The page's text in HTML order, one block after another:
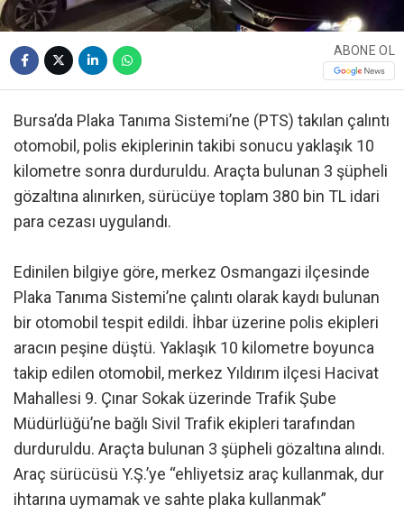
ABONE OL
Bursa’da Plaka Tanıma Sistemi’ne (PTS) takılan çalıntı
otomobil, polis ekiplerinin takibi sonucu yaklaşık 10
kilometre sonra durduruldu. Araçta bulunan 3 şüpheli
gözaltına alınırken, sürücüye toplam 380 bin TL idari
para cezası uygulandı.
Edinilen bilgiye göre, merkez Osmangazi ilçesinde
Plaka Tanıma Sistemi’ne çalıntı olarak kaydı bulunan
bir otomobil tespit edildi. İhbar üzerine polis ekipleri
aracın peşine düştü. Yaklaşık 10 kilometre boyunca
takip edilen otomobil, merkez Yıldırım ilçesi Hacivat
Mahallesi 9. Çınar Sokak üzerinde Trafik Şube
Müdürlüğü’ne bağlı Sivil Trafik ekipleri tarafından
durduruldu. Araçta bulunan 3 şüpheli gözaltına alındı.
Araç sürücüsü Y.Ş.’ye “ehliyetsiz araç kullanmak, dur
ihtarına uymamak ve sahte plaka kullanmak”